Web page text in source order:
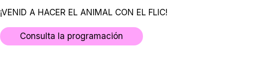
Consulta la programación
¡VENID A HACER EL ANIMAL CON EL FLIC!